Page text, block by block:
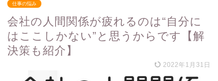
仕事の悩み
会社の人間関係が疲れるのは“自分に
はここしかない”と思うからです【解
決策も紹介】
2022年1月31日